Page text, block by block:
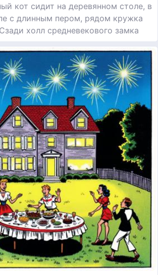
кот сидит на деревянном столе, в
с длинным пером, рядом кружка
холл средневекового замка